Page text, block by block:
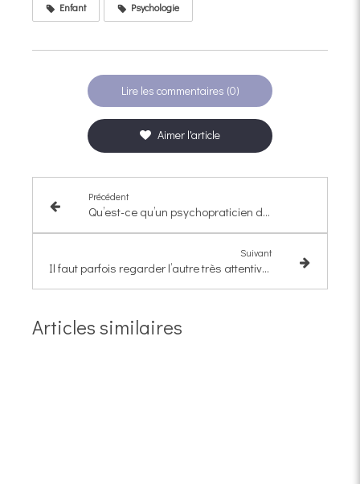
Enfant Psychologie
Lire les commentaires (0)
Aimer l'article
Précédent
Qu’est-ce qu’un psychopraticien dans l’univers des psy ?
Suivant
Il faut parfois regarder l’autre très attentivement et se souvenir qu’il fait de son mieux
Articles similaires